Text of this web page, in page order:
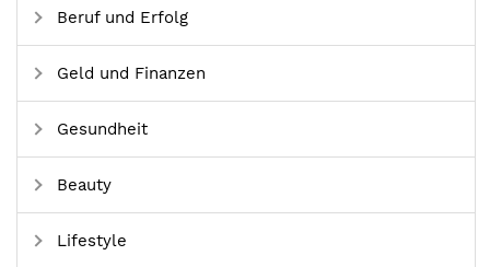
Beruf und Erfolg
Geld und Finanzen
Gesundheit
Beauty
Lifestyle